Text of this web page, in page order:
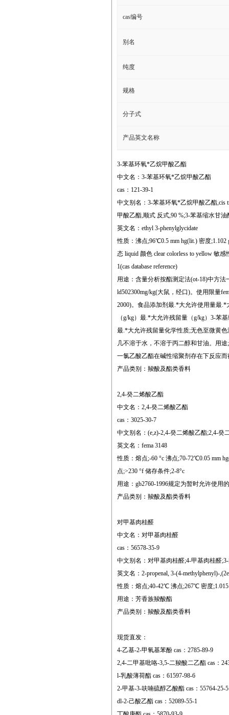
cas编号
别名
纯度
规格
分子式
产品英文名称
3-苯基环氧*乙烷甲酸乙酯
中文名：3-苯基环氧*乙烷甲酸乙酯
cas：121-39-1
中文别名：3-苯基环氧*乙烷甲酸乙酯,cis
甲酸乙酯,顺式 反式,90 %;3-苯基缩水甘
英文名：ethyl 3-phenylglycidate
性质：沸点;96℃0.5 mm hg(lit.) 密度;1.102
态 liquid 颜色 clear colorless to yellow 敏感
1(cas database reference)
用途：含量分析按酯测定法(ot-18)中方法
ld502300mg/kg(大鼠，经口)。使用限量
2000)。食品添加剂最.*大允许使用量最
（g/kg）最.*大允许残留量（g/kg）3-苯
最.*大允许残留量化学性质;无色至微黄
几不溶于水，不溶于丙二醇和甘油。用
一氯乙酸乙酯在碱性缩聚剂存在下反应
产品类别：羧酸及酯类香料
2,4-癸二烯酸乙酯
中文名：2,4-癸二烯酸乙酯
cas：3025-30-7
中文别名：(e,z)-2,4-癸二烯酸乙酯;2,4-癸
英文名：fema 3148
性质：熔点;-60 °c 沸点;70-72℃0.05 mm
点;>230 °f 储存条件;2-8°c
用途：gb2760-1996规定为暂时允许使用
产品类别：羧酸及酯类香料
对甲基肉桂醛
中文名：对甲基肉桂醛
cas：56578-35-9
中文别名：对甲基肉桂醛;4-甲基肉桂醛
英文名：2-propenal, 3-(4-methylphenyl)-
性质：熔点;40-42℃ 沸点;267℃ 密度
用途：芳香族羧酸酯
产品类别：羧酸及酯类香料
现货直发：
4-乙基-2-甲氧基苯酚 cas：2785-89-9
2,4-二甲基吡咯-3,5-二羧酸二乙酯 cas：
l-乳酸薄荷酯 cas：61597-98-6
2-甲基-3-呋喃硫醇乙酸酯 cas：55764-25-5
dl-2-己酸乙酯 cas：52089-55-1